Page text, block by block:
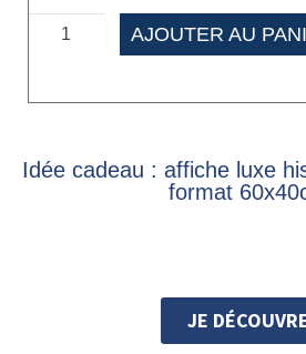
AJOUTER AU
Idée cadeau : affiche luxe
format
JE